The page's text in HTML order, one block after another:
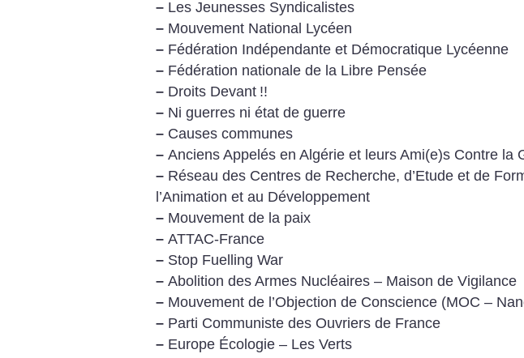
– Les Jeunesses Syndicalistes
– Mouvement National Lycéen
– Fédération Indépendante et Démocratique Lycéenne
– Fédération nationale de la Libre Pensée
– Droits Devant !!
– Ni guerres ni état de guerre
– Causes communes
– Anciens Appelés en Algérie et leurs Ami(e)s Contre la
– Réseau des Centres de Recherche, d’Etude et de
l’Animation et au Développement
– Mouvement de la paix
– ATTAC-France
– Stop Fuelling War
– Abolition des Armes Nucléaires – Maison de Vigilance
– Mouvement de l’Objection de Conscience (MOC –
– Parti Communiste des Ouvriers de France
– Europe Écologie – Les Verts